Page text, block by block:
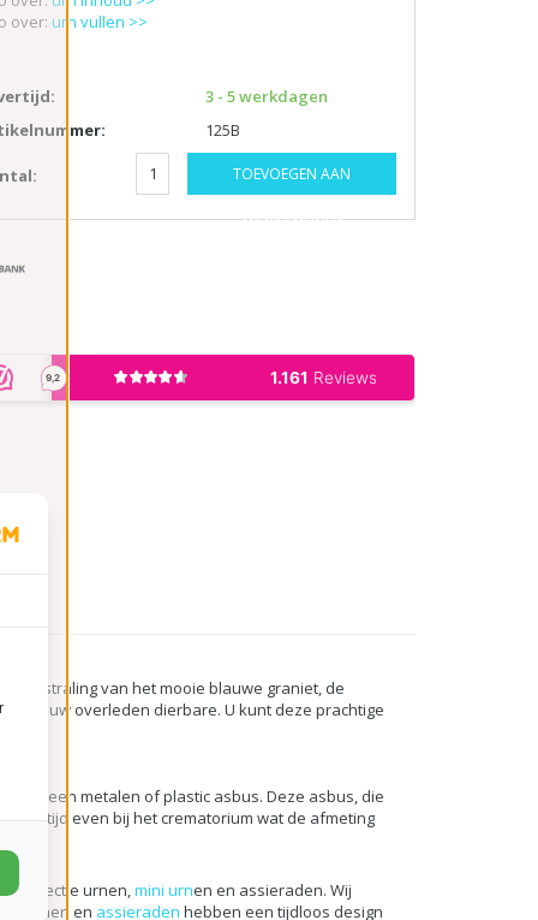
over: urn vullen >>
3 - 5 werkdagen
125B
TOEVOEGEN AAN
WINKELWAGEN
uitstraling van het mooie blauwe graniet, de
aan uw overleden dierbare. U kunt deze prachtige
in een metalen of plastic asbus. Deze asbus, die
altijd even bij het crematorium wat de afmeting
collectie urnen,mini urnen en assieraden. Wij
urnen en assieraden hebben een tijdloos design